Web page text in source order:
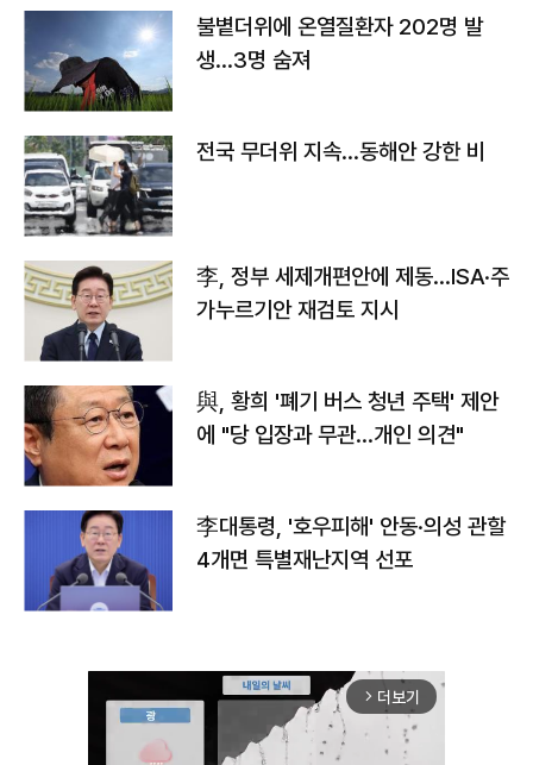
불볕더위에 온열질환자 202명 발
생…3명 숨져
전국 무더위 지속…동해안 강한 비
李, 정부 세제개편안에 제동…ISA·주
가누르기안 재검토 지시
與, 황희 '폐기 버스 청년 주택' 제안
에 "당 입장과 무관…개인 의견"
李대통령, '호우피해' 안동·의성 관할
4개면 특별재난지역 선포
arrow_forward_ios 더보기